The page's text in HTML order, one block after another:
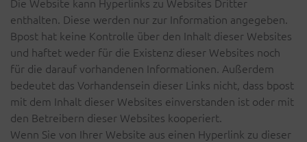
enthalten. Diese werden nur zur Information angegeben.
Bpost hat keine Kontrolle über den Inhalt dieser Websites
und haftet weder für die Existenz dieser Websites noch
für die darauf vorhandenen Informationen. Außerdem
bedeutet das Vorhandensein dieser Links nicht, dass bpost
mit dem Inhalt dieser Websites einverstanden ist oder mit
den Betreibern dieser Websites kooperiert.
Wenn Sie von Ihrer Website aus einen Hyperlink zu dieser